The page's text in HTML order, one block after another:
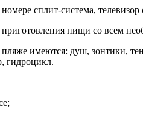
сплит-система,
приготовления пищи со всем
имеются: душ, зонтики,
гидроцикл.